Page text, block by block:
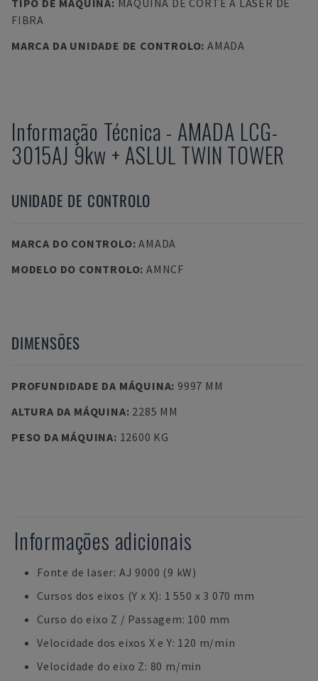
TIPO DE MÁQUINA: MÁQUINA DE CORTE A LASER DE
FIBRA
MARCA DA UNIDADE DE CONTROLO: AMADA
Informação Técnica - AMADA LCG-
3015AJ 9kw + ASLUL TWIN TOWER
UNIDADE DE CONTROLO
MARCA DO CONTROLO:AMADA
MODELO DO CONTROLO: AMNCF
DIMENSÕES
PROFUNDIDADE DA MÁQUINA: 9997 MM
ALTURA DA MÁQUINA: 2285 MM
PESO DA MÁQUINA: 12600 KG
Informações adicionais
Fonte de laser: AJ 9000 (9 kW)
Cursos dos eixos (Y x X): 1 550 x 3 070 mm
Curso do eixo Z / Passagem: 100 mm
Velocidade dos eixos X e Y: 120 m/min
Velocidade do eixo Z: 80 m/min